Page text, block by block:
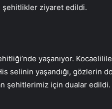
şehitlikler ziyaret edildi.
yaşanıyor.
selinin yaşandığı, gözlerin
şehitlerimiz için dualar edildi.